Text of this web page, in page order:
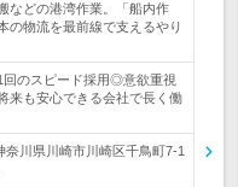
などの港湾作業。「船内作
の物流を最前線で支えるやり
回のスピード採用◎意欲重視
来も安心できる会社で長く働
奈川県川崎市川崎区千鳥町7-1